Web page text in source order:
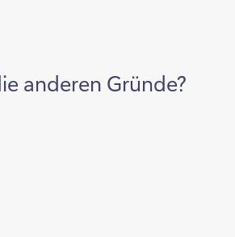
anderen Gründe?